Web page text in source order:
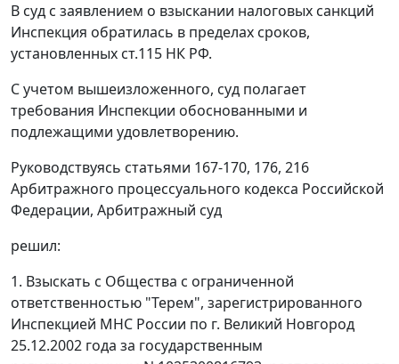
В суд с заявлением о взыскании налоговых санкций
Инспекция обратилась в пределах сроков,
установленных ст.115 НК РФ.
С учетом вышеизложенного, суд полагает
требования Инспекции обоснованными и
подлежащими удовлетворению.
Руководствуясь статьями 167-170, 176, 216
Арбитражного процессуального кодекса Российской
Федерации, Арбитражный суд
решил:
1. Взыскать с Общества с ограниченной
ответственностью "Терем", зарегистрированного
Инспекцией МНС России по г. Великий Новгород
25.12.2002 года за государственным